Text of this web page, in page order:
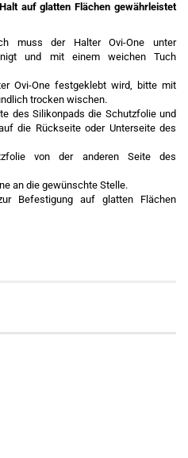
auf glatten Flächen gewährleistet
muss der Halter Ovi-One unter
und mit einem weichen Tuch
Ovi-One festgeklebt wird, bitte mit
trocken wischen.
des Silikonpads die Schutzfolie und
die Rückseite oder Unterseite des
von der anderen Seite des
an die gewünschte Stelle.
Befestigung auf glatten Flächen